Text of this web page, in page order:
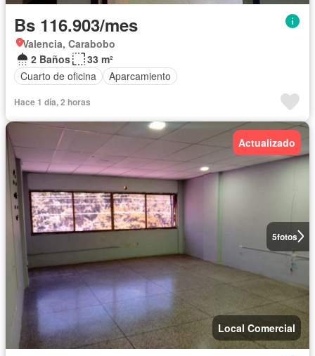
Bs 116.903/mes
Valencia, Carabobo
2 Baños
33 m²
Cuarto de oficina
Aparcamiento
Hace 1 día, 2 horas
5fotos
Actualizado
Local Comercial